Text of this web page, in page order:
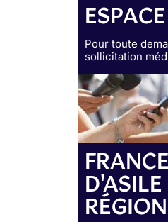
Pour toute
sollicitation
D'ASILE
RÉGION